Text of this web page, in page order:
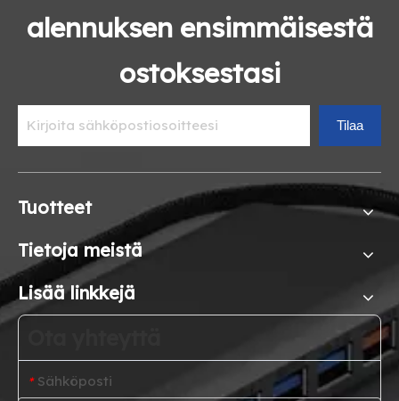
alennuksen ensimmäisestä
ostoksestasi
Tilaa
Tuotteet
Tietoja meistä
Lisää linkkejä
* Sähköposti